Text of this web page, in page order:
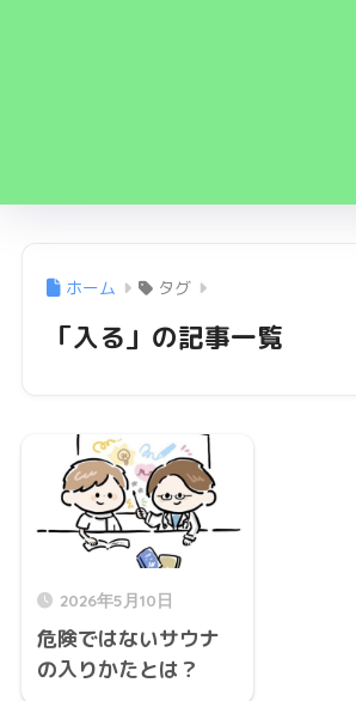
ホーム タグ
「入る」の記事一覧
2026年5月10日
危険ではないサウナ
の入りかたとは？